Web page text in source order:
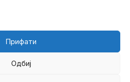
Прифати
Одбиј